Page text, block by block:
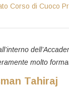
Corso di Cuoco
molto
Tahiraj